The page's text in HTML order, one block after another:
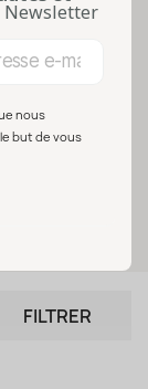
motifs
ou
FILTRER
Newsletter
nous
but de vous